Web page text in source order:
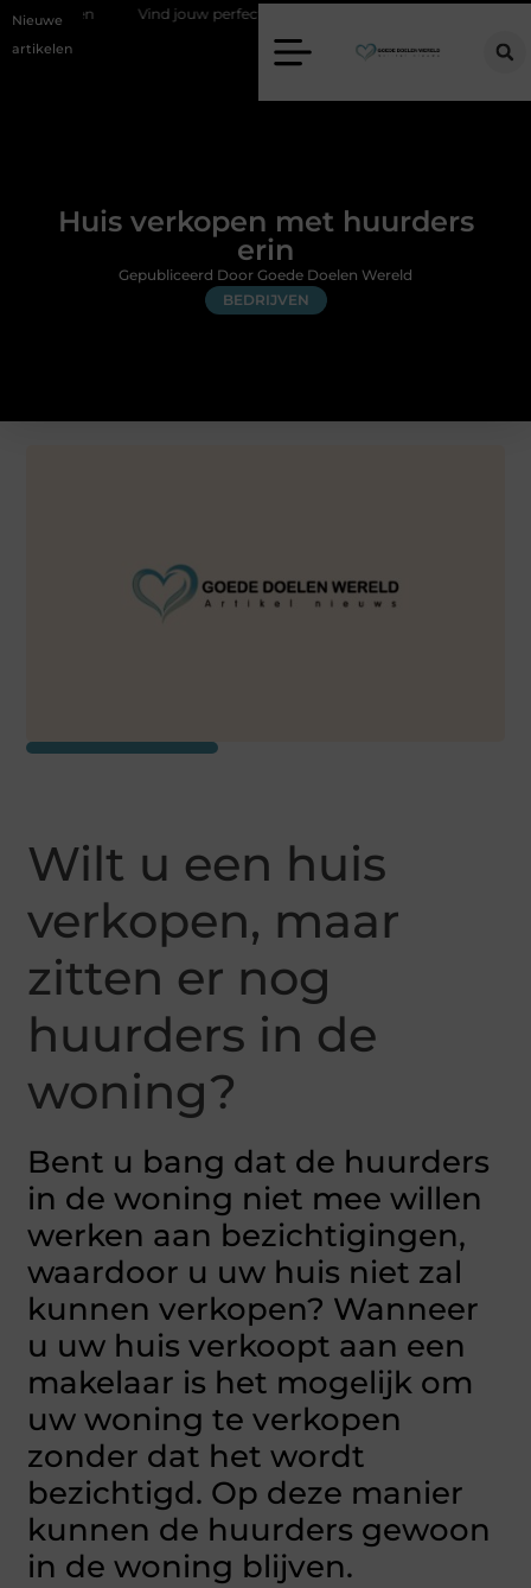
Nieuwe
artikelen
Vind jouw perfecte AC Milan merchandise
Huis verkopen met huurders
erin
BEDRIJVEN
Gepubliceerd Door Goede Doelen Wereld
Wilt u een huis
verkopen, maar
zitten er nog
huurders in de
woning?
Bent u bang dat de huurders
in de woning niet mee willen
werken aan bezichtigingen,
waardoor u uw huis niet zal
kunnen verkopen? Wanneer
u uw huis verkoopt aan een
makelaar is het mogelijk om
uw woning te verkopen
zonder dat het wordt
bezichtigd. Op deze manier
kunnen de huurders gewoon
in de woning blijven.